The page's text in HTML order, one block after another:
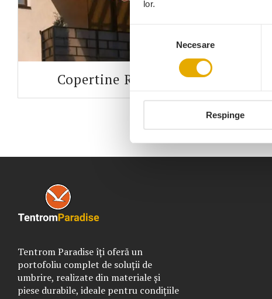
lor.
Selecția
consimțământului
Necesare
Respinge
Copertine Retractabile
Tentrom Paradise îți oferă un
portofoliu complet de soluții de
umbrire, realizate din materiale și
piese durabile, ideale pentru condițiile